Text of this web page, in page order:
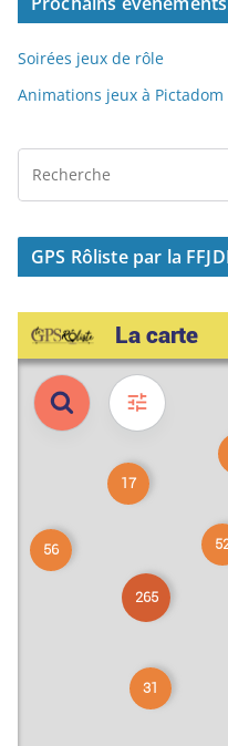
k
Soirées jeux de rôle
Animations jeux à Pictadom
GPS Rôliste par la